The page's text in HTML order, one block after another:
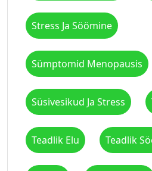
Stress Ja Söömine
Sümptomid Menopausis
Süsivesikud Ja Stress
Teadlik Elu Teadlik